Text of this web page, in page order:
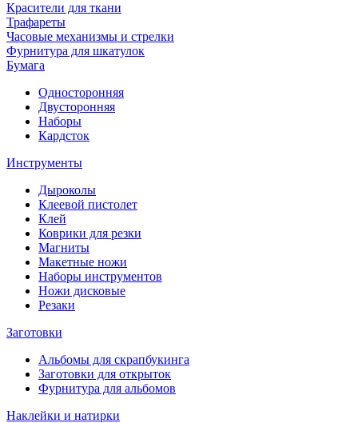
Красители для ткани
Трафареты
Часовые механизмы и стрелки
Фурнитура для шкатулок
Бумага
Односторонняя
Двусторонняя
Наборы
Кардсток
Инструменты
Дыроколы
Клеевой пистолет
Клей
Коврики для резки
Магниты
Макетные ножи
Наборы инструментов
Ножи дисковые
Резаки
Заготовки
Альбомы для скрапбукинга
Заготовки для открыток
Фурнитура для альбомов
Наклейки и натирки